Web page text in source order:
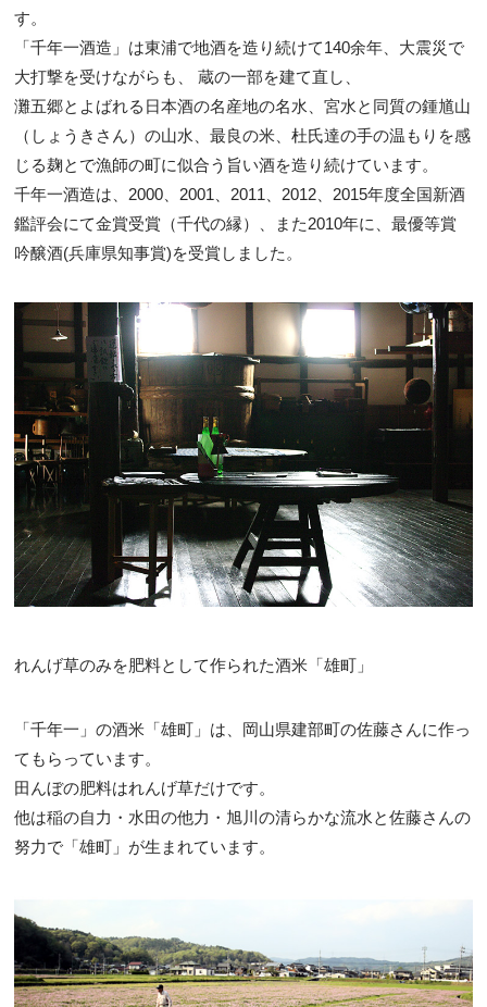
す。
「千年一酒造」は東浦で地酒を造り続けて140余年、大震災で
大打撃を受けながらも、 蔵の一部を建て直し、
灘五郷とよばれる日本酒の名産地の名水、宮水と同質の鍾馗山
（しょうきさん）の山水、最良の米、杜氏達の手の温もりを感
じる麹とで漁師の町に似合う旨い酒を造り続けています。
千年一酒造は、2000、2001、2011、2012、2015年度全国新酒
鑑評会にて金賞受賞（千代の縁）、また2010年に、最優等賞
吟醸酒(兵庫県知事賞)を受賞しました。
れんげ草のみを肥料として作られた酒米「雄町」
「千年一」の酒米「雄町」は、岡山県建部町の佐藤さんに作っ
てもらっています。
田んぼの肥料はれんげ草だけです。
他は稲の自力・水田の他力・旭川の清らかな流水と佐藤さんの
努力で「雄町」が生まれています。